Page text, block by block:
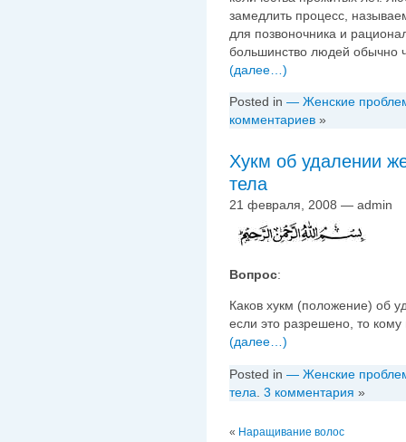
замедлить процесс,
для позвоночника и
большинство людей обычно
(далее…)
Posted in — Женские
комментариев »
Хукм об удалении
тела
21 февраля, 2008 — admin
Вопрос:
Каков хукм (положение) об
если это разрешено, то
(далее…)
Posted in — Женские
тела 3 комментария »
« Наращивание волос